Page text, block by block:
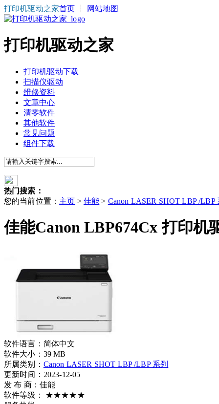
打印机驱动之家首页 ┆ 网站地图
打印机驱动之家
打印机驱动下载
扫描仪驱动
维修资料
文章中心
清零软件
其他软件
常见问题
组件下载
热门搜索：
您的当前位置： 主页 > 佳能 > Canon LASER SHOT LBP /LBP
佳能Canon LBP674Cx 打印机
软件语言： 简体中文
软件大小： 39 MB
所属类别： Canon LASER SHOT LBP /LBP 系列
更新时间：2023-12-05
发 布 商： 佳能
软件等级： ★★★★★